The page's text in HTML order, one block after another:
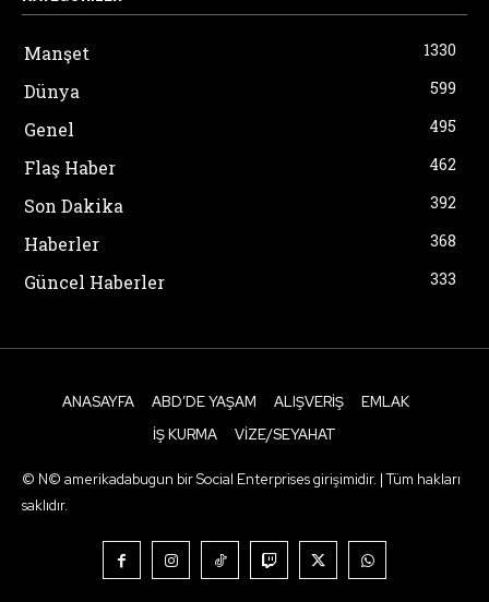
Manşet 1330
Dünya 599
Genel 495
Flaş Haber 462
Son Dakika 392
Haberler 368
Güncel Haberler 333
ANASAYFA ABD’DE YAŞAM ALIŞVERIŞ
EMLAK
İŞ KURMA
VIZE/SEYAHAT
© N© amerikadabugun bir Social Enterprises girişimidir. | Tüm hakları
saklıdır.